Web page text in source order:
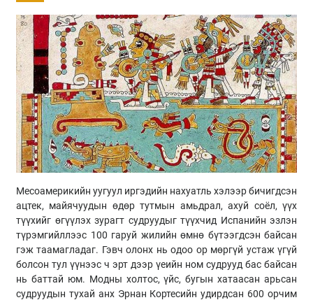
Месоамерикийн уугуул иргэдийн нахуатль хэлээр бичигдсэн
ацтек, майячуудын өдөр тутмын амьдрал, ахуй соёл, үүх
түүхийг өгүүлэх зурагт судруудыг түүхчид Испанийн эзлэн
түрэмгийллээс 100 гаруй жилийн өмнө бүтээгдсэн байсан
гэж таамагладаг. Гэвч олонх нь одоо ор мөргүй устаж үгүй
болсон тул үүнээс ч эрт дээр үеийн ном судрууд бас байсан
нь баттай юм. Модны холтос, үйс, бугын хатаасан арьсан
судруудын тухай анх Эрнан Кортесийн удирдсан 600 орчим